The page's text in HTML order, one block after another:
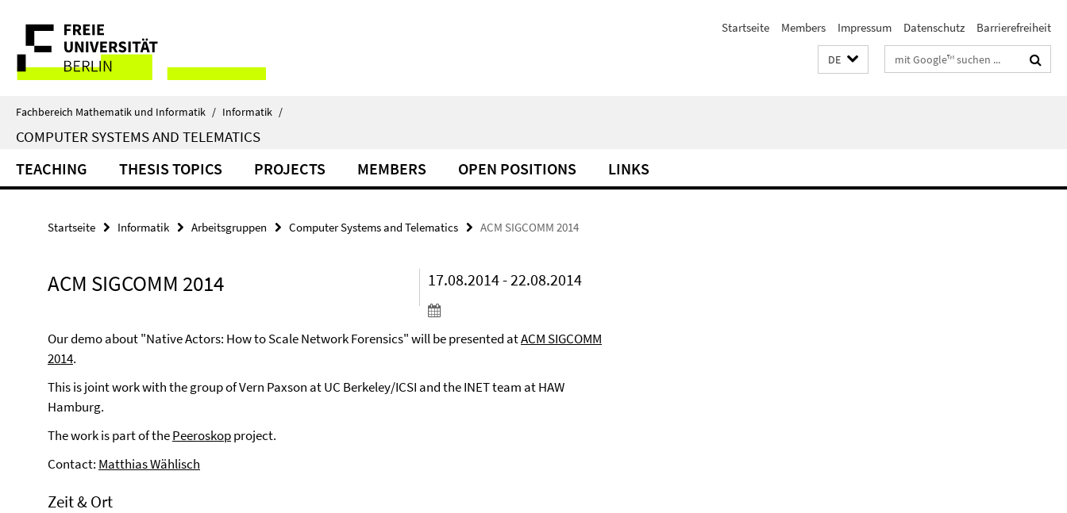
direkt
Inhalt
Service-
Navigation
Startseite Members Impressum Datenschutz Barrierefreiheit
DE Suchbegriffe
Fachbereich Mathematik und Informatik / Informatik /
COMPUTER SYSTEMS AND TELEMATICS
TEACHING THESIS TOPICS PROJECTS MEMBERS OPEN POSITIONS LINKS
Startseite Informatik Arbeitsgruppen Computer Systems and Telematics ACM SIGCOMM 2014
ACM SIGCOMM 2014 17.08.2014 - 22.08.2014
Our demo about "Native Actors: How to Scale Network Forensics" will be presented atACM SIGCOMM
2014.
This is joint work with the group of Vern Paxson at UC Berkeley/ICSI and the INET team at HAW
Hamburg.
The work is part of thePeeroskopproject.
Contact: Matthias Wählisch
Zeit & Ort